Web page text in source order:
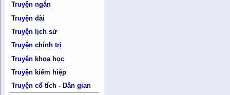
Truyện ngắn
Truyện dài
Truyện lịch sử
Truyện chính trị
Truyện khoa học
Truyện kiếm hiệp
Truyện cổ tích - Dân gian